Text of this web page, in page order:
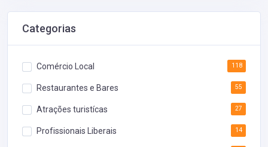
Categorias
Comércio Local 118
Restaurantes e Bares 55
Atrações turistícas 27
Profissionais Liberais 14